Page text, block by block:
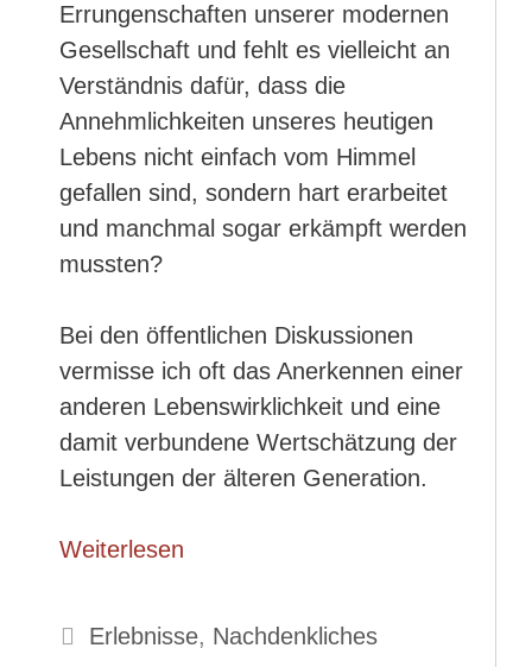
Errungenschaften unserer modernen
Gesellschaft und fehlt es vielleicht an
Verständnis dafür, dass die
Annehmlichkeiten unseres heutigen
Lebens nicht einfach vom Himmel
gefallen sind, sondern hart erarbeitet
und manchmal sogar erkämpft werden
mussten?
Bei den öffentlichen Diskussionen
vermisse ich oft das Anerkennen einer
anderen Lebenswirklichkeit und eine
damit verbundene Wertschätzung der
Leistungen der älteren Generation.
Weiterlesen
Kategorien
Erlebnisse, Nachdenkliches